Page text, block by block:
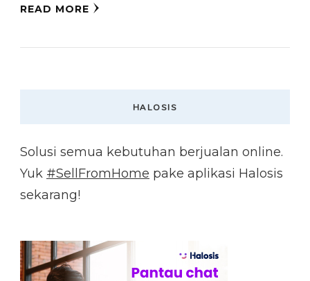
READ MORE
HALOSIS
Solusi semua kebutuhan berjualan online.
Yuk #SellFromHome pake aplikasi Halosis
sekarang!